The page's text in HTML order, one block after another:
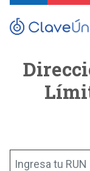
Ingresa tu RUN